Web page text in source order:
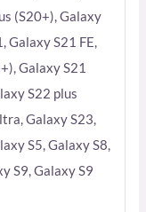
(S20+), Galaxy
Galaxy S21 FE,
Galaxy S21
S22 plus
Galaxy S23,
S5, Galaxy S8,
S9, Galaxy S9